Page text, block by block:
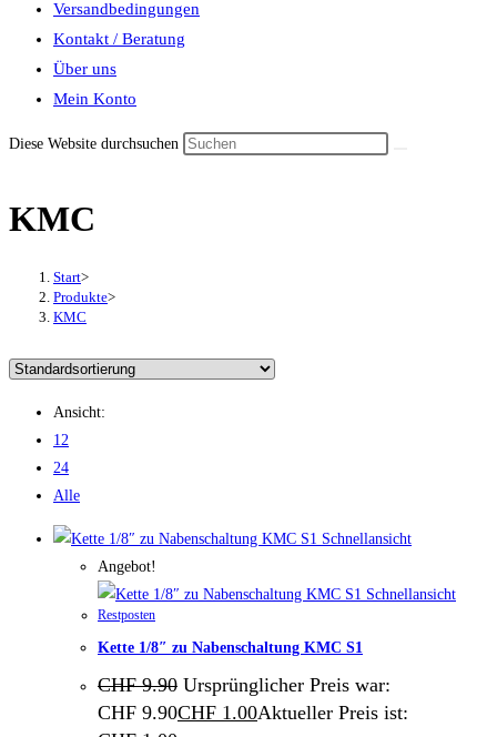
Versandbedingungen
Kontakt / Beratung
Über uns
Mein Konto
Diese Website durchsuchen
KMC
Start>
Produkte>
KMC
Ansicht:
12
24
Alle
Schnellansicht
Angebot!
Schnellansicht
Restposten
Kette 1/8″ zu Nabenschaltung KMC S1
CHF9.90 Ursprünglicher Preis war:
CHF 9.90CHF 1.00Aktueller Preis ist: